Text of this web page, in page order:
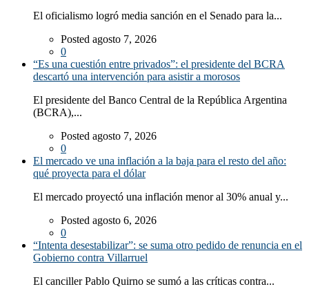
El oficialismo logró media sanción en el Senado para la...
Posted agosto 7, 2026
0
“Es una cuestión entre privados”: el presidente del BCRA
descartó una intervención para asistir a morosos
El presidente del Banco Central de la República Argentina
(BCRA),...
Posted agosto 7, 2026
0
El mercado ve una inflación a la baja para el resto del año:
qué proyecta para el dólar
El mercado proyectó una inflación menor al 30% anual y...
Posted agosto 6, 2026
0
“Intenta desestabilizar”: se suma otro pedido de renuncia en el
Gobierno contra Villarruel
El canciller Pablo Quirno se sumó a las críticas contra...